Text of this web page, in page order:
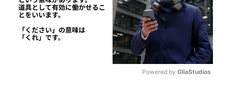
Powered by GliaStudios